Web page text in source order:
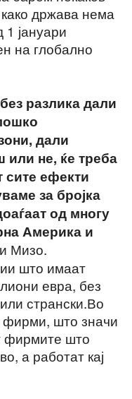
држава нема
1 јануари
на глобално
разлика дали
дали
не, ќе треба
сите ефекти
за бројка
од многу
Америка и
Мизо.
што имаат
евра, без
странски.Во
фирми, што значи
фирмите што
а работат кај